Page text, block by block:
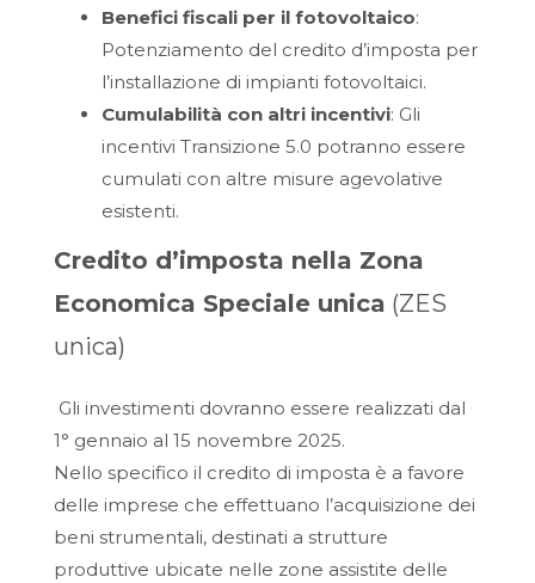
Benefici fiscali per il fotovoltaico:
Potenziamento del credito d’imposta per
l’installazione di impianti fotovoltaici.
Cumulabilità con altri incentivi: Gli
incentivi Transizione 5.0 potranno essere
cumulati con altre misure agevolative
esistenti.
Credito d’imposta nella Zona
Economica Speciale unica (ZES
unica)
Gli investimenti dovranno essere realizzati dal
1° gennaio al 15 novembre 2025.
Nello specifico il credito di imposta è a favore
delle imprese che effettuano l’acquisizione dei
beni strumentali, destinati a strutture
produttive ubicate nelle zone assistite delle